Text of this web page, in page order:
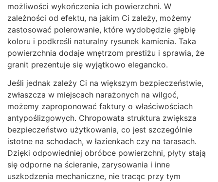
możliwości wykończenia ich powierzchni. W
zależności od efektu, na jakim Ci zależy, możemy
zastosować polerowanie, które wydobędzie głębię
koloru i podkreśli naturalny rysunek kamienia. Taka
powierzchnia dodaje wnętrzom prestiżu i sprawia, że
granit prezentuje się wyjątkowo elegancko.
Jeśli jednak zależy Ci na większym bezpieczeństwie,
zwłaszcza w miejscach narażonych na wilgoć,
możemy zaproponować faktury o właściwościach
antypoślizgowych. Chropowata struktura zwiększa
bezpieczeństwo użytkowania, co jest szczególnie
istotne na schodach, w łazienkach czy na tarasach.
Dzięki odpowiedniej obróbce powierzchni, płyty stają
się odporne na ścieranie, zarysowania i inne
uszkodzenia mechaniczne, nie tracąc przy tym